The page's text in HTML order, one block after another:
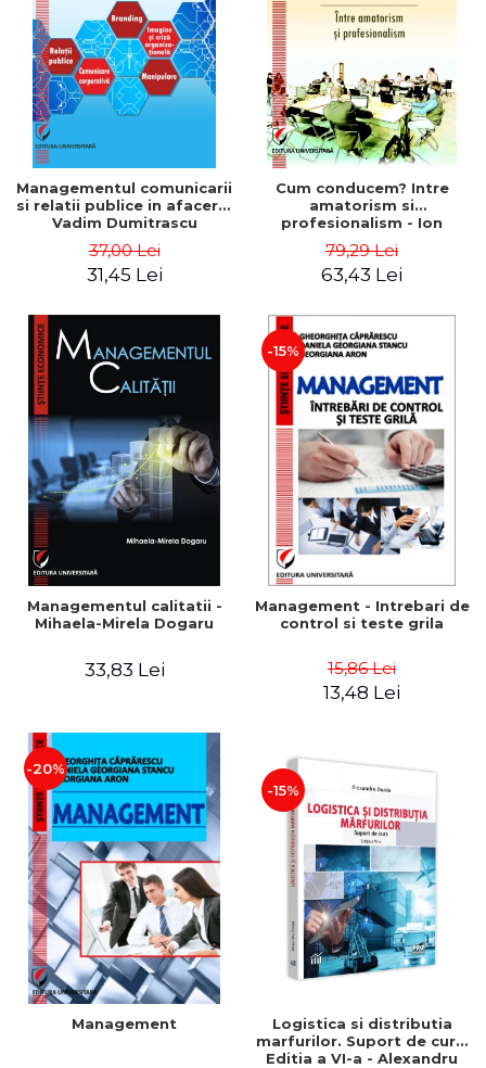
ADMINISTRATIVE
ȘTIINȚE ECONOMICE
ȘTIINȚE EXACTE
EDUCAȚIE FIZICĂ ȘI SPORT
PREUNIVERSITARIA
TIMP LIBER
ÎN CURS DE APARIȚIE
NOUTĂȚI
PACHETE DE STUDIU
PROMOȚIILE LUNII
ULTIMELE EXEMPLARE
Cum Cumpăr
Livrare
Politica de Retur
Formular de Retur
Distribuitori
Managementul comunicarii
si relatii publice in afaceri -
Vadim Dumitrascu
37,00 Lei
31,45 Lei
Cum conducem? Intre
amatorism si
profesionalism - Ion
79,29 Lei
63,43 Lei
Managementul calitatii -
Mihaela-Mirela Dogaru
33,83 Lei
-15%
Management - Intrebari de
control si teste grila
15,86 Lei
13,48 Lei
-20%
Management
-15%
Logistica si distributia
marfurilor. Suport de curs.
Editia a VI-a - Alexandru